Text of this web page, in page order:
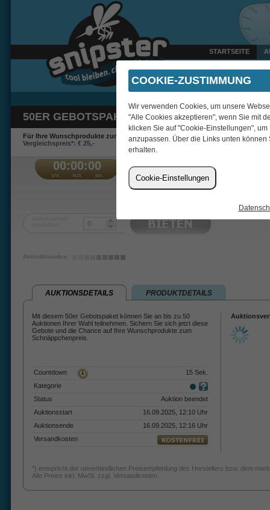
STARTSEITE
Heute um 14:24 Uhr
50ER GEBOTSPAKET
Für Ihre Wunschprodukte zum Schnäppchenpreis.
Vergleichspreis*: € 25,-
00:00:00 €
Aktivitätsindex:
AUKTIONSDETAILS PRODUKTDETAILS
Mit diesem 50er Gebotspaket können Sie an bis zu 50
Auktionen Ihrer Wahl teilnehmen. Sichern Sie sich jetzt diese
Gebote und die Chance auf Ihre Wunschprodukte zum
Schnäppchenpreis.
Countdown
15 Sek.
Kategorie
Status
Auktion beendet
Auktionsstart
16.09.2025, 12:10 Uhr
Auktionsende
16.09.2025, 12:16 Uhr
Versandkosten
*) entspricht der unverbindlichen Preisempfehlung des Herstellers bzw. dem
Alle Preise inkl. MwSt. zzgl. Versandkosten.
COOKIE-ZUSTIMMUNG
Wir verwenden Cookies, um unsere
"Alle Cookies akzeptieren", wenn Sie mit
klicken Sie auf "Cookie-Einstellungen",
anzupassen. Über die Links unten
erhalten.
Cookie-Einstellungen